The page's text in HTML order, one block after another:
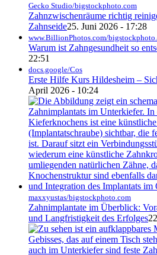
Gecko Studio/bigstockphoto.com
Zahnzwischenräume richtig
Zahnseide25. Juni 2026 - 17:28
www.BillionPhotos.com/
Warum ist Zahngesundheit so
22:51
docs.google/Cos
Erste Hilfe Kurs Hildesheim –
April 2026 - 10:24
maxxyustas/bigstockphoto.com
Zahnimplantate im Überblick:
und Langfristigkeit des Erfolges